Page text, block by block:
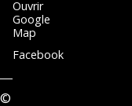
Ouvrir
Google
Map
Facebook
©